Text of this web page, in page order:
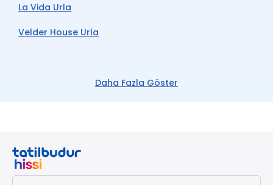
Daha Fazla Göster
La Vida Urla
Velder House Urla